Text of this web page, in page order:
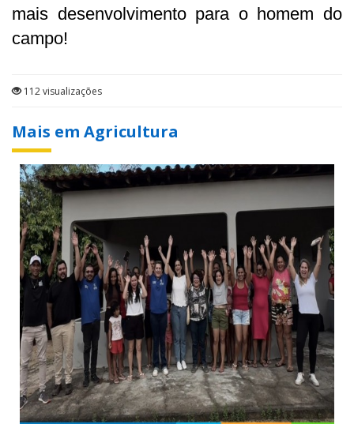
mais desenvolvimento para o homem do
campo!
112 visualizações
Mais em Agricultura